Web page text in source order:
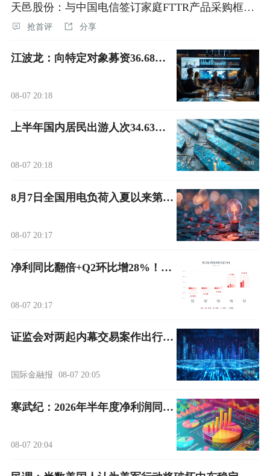
天邑股份：与中国电信签订家庭FTTR产品采购框架
协议天邑股份2甘肃能化：下属煤一公司中标关联方
抢首评 分享
江波龙：向特定对象募资36.68亿元 签订三方监管协议
08-07 20:18
上半年国内居民出游人次34.63亿 出游总花费3.21万亿元
08-07 20:18
8月7日全国用电负荷入夏以来第四次创历史新高 达到15.57亿千瓦
08-07 20:17
净利同比翻倍+Q2环比增28%！寒武纪上半年大赚23.11亿，国产AI芯片进入业绩兑现期
08-07 20:17
证监会对两起内幕交易案作出行政处罚
国际金融报 08-07 20:05
寒武纪：2026年半年度净利润同比增长122.61%
08-07 20:04